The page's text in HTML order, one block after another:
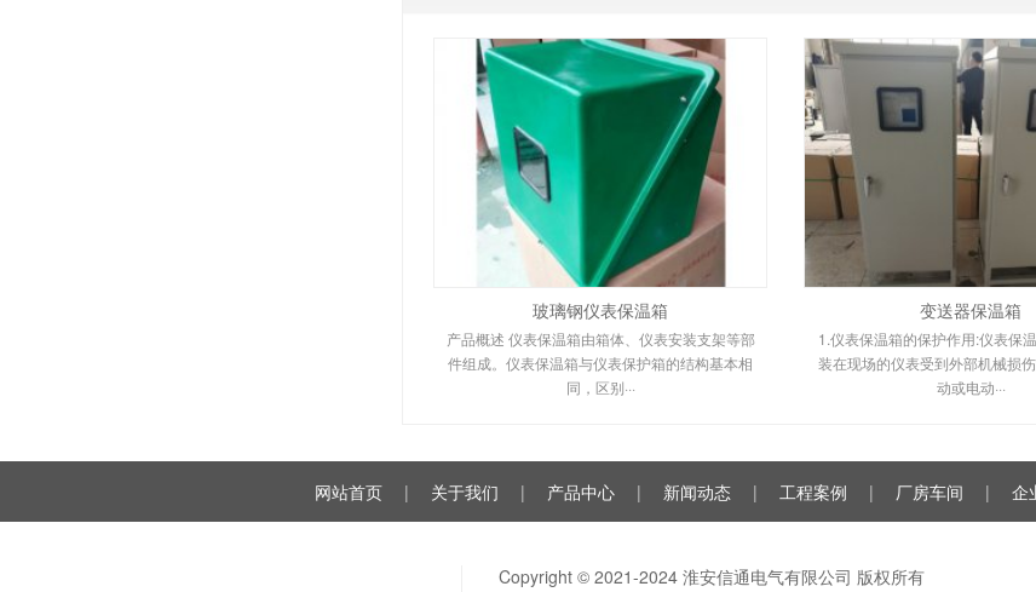
玻璃钢仪表保温箱
产品概述 仪表保温箱由箱体、仪表安装支架等部
件组成。仪表保温箱与仪表保护箱的结构基本相
同，区别···
变送器保温箱
1.仪表保温箱的保护作用:仪表保
装在现场的仪表受到外部机械损
动或电动···
网站首页 | 关于我们 | 产品中心 | 新闻动态 | 工程案例 | 厂房车间 | 企
Copyright © 2021-2024 淮安信通电气有限公司 版权所有